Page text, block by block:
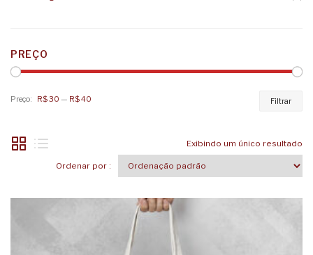
PREÇO
Filtrar
Preço: R$ 30 — R$ 40
Exibindo um único resultado
Ordenar por :